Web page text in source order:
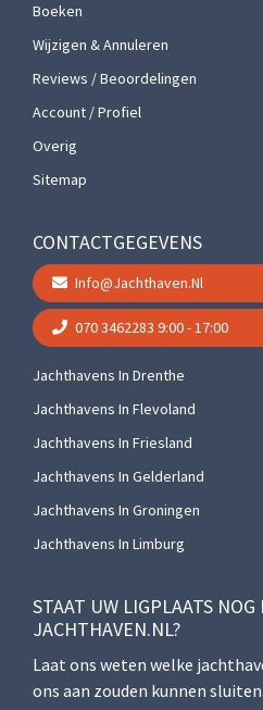
Boeken
Wijzigen & Annuleren
Reviews / Beoordelingen
Account / Profiel
Overig
Sitemap
CONTACTGEGEVENS
Info@jachthaven.nl
070 3462283 9:00 - 17:00
Jachthavens In Drenthe
Jachthavens In Flevoland
Jachthavens In Friesland
Jachthavens In Gelderland
Jachthavens In Groningen
Jachthavens In Limburg
STAAT UW LIGPLAATS
JACHTHAVEN.NL?
Laat ons weten welke
ons aan zouden kunnen sluiten.